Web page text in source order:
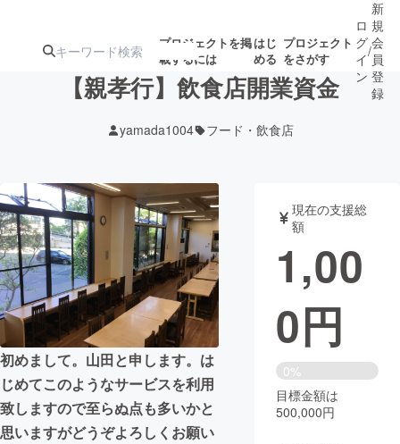
プロジェクトを掲
載するには
はじ
める
プロジェクト
をさがす
アート・写真
テクノロジー・ガジェット ゲーム・サ
映像・映画
ビジネス・起業 チャレンジ
まちづくり・地域活性化
ロ
グ
イ
ン
/
新
規
会
員
登
録
【親孝行】飲食店開業資金
yamada1004 フード・飲食店
初めまして。山田と申します。は
じめてこのようなサービスを利用
致しますので至らぬ点も多いかと
思いますがどうぞよろしくお願い
現在の支援総
額
1,00
0円
0%
目標金額は
500,000円